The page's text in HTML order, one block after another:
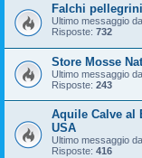
Falchi
Ultimo messaggio da
Risposte: 732
Store Mosse
Ultimo messaggio da
Risposte: 243
Aquile Calve al
USA
Ultimo messaggio da
Risposte: 416